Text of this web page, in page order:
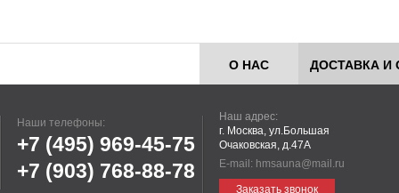
О НАС ДОСТАВКА И
Наши телефоны:
+7 (495) 969-45-75
+7 (903) 768-88-78
Наш адрес:
г. Москва, ул.Большая
Очаковская, д.47А
E-mail: hmsauna@mail.ru
Заказать звонок